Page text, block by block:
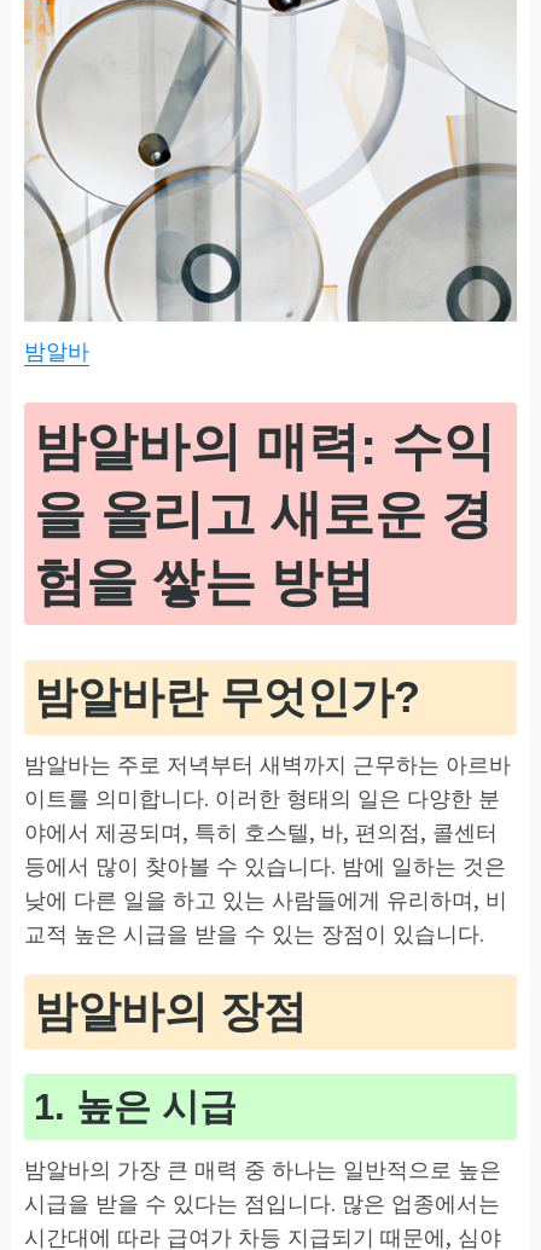
밤알바
밤알바의 매력: 수익
을 올리고 새로운 경
험을 쌓는 방법
밤알바란 무엇인가?
밤알바는 주로 저녁부터 새벽까지 근무하는 아르바
이트를 의미합니다. 이러한 형태의 일은 다양한 분
야에서 제공되며, 특히 호스텔, 바, 편의점, 콜센터
등에서 많이 찾아볼 수 있습니다. 밤에 일하는 것은
낮에 다른 일을 하고 있는 사람들에게 유리하며, 비
교적 높은 시급을 받을 수 있는 장점이 있습니다.
밤알바의 장점
1. 높은 시급
밤알바의 가장 큰 매력 중 하나는 일반적으로 높은
시급을 받을 수 있다는 점입니다. 많은 업종에서는
시간대에 따라 급여가 차등 지급되기 때문에, 심야